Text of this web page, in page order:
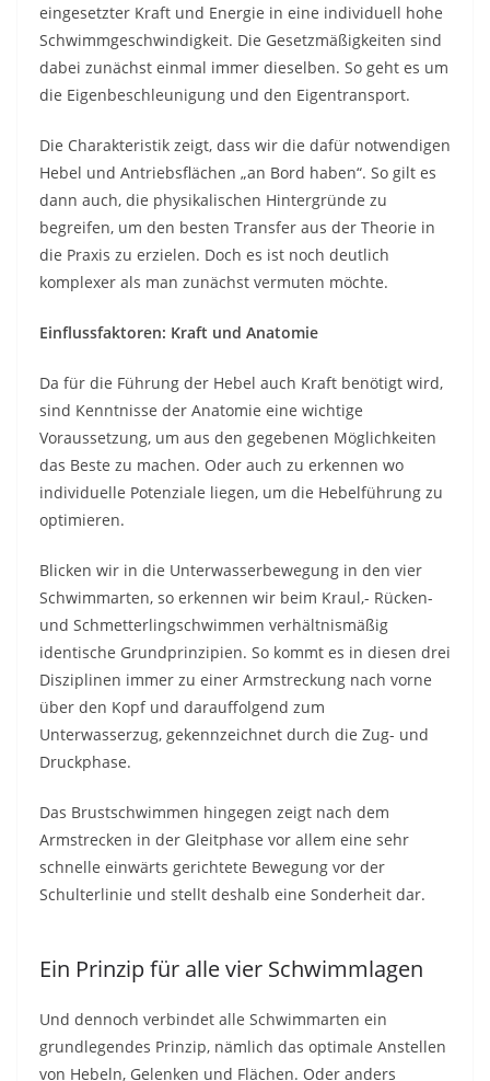
eingesetzter Kraft und Energie in eine individuell hohe
Schwimmgeschwindigkeit. Die Gesetzmäßigkeiten sind
dabei zunächst einmal immer dieselben. So geht es um
die Eigenbeschleunigung und den Eigentransport.
Die Charakteristik zeigt, dass wir die dafür notwendigen
Hebel und Antriebsflächen „an Bord haben“. So gilt es
dann auch, die physikalischen Hintergründe zu
begreifen, um den besten Transfer aus der Theorie in
die Praxis zu erzielen. Doch es ist noch deutlich
komplexer als man zunächst vermuten möchte.
Einflussfaktoren: Kraft und Anatomie
Da für die Führung der Hebel auch Kraft benötigt wird,
sind Kenntnisse der Anatomie eine wichtige
Voraussetzung, um aus den gegebenen Möglichkeiten
das Beste zu machen. Oder auch zu erkennen wo
individuelle Potenziale liegen, um die Hebelführung zu
optimieren.
Blicken wir in die Unterwasserbewegung in den vier
Schwimmarten, so erkennen wir beim Kraul,- Rücken-
und Schmetterlingschwimmen verhältnismäßig
identische Grundprinzipien. So kommt es in diesen drei
Disziplinen immer zu einer Armstreckung nach vorne
über den Kopf und darauffolgend zum
Unterwasserzug, gekennzeichnet durch die Zug- und
Druckphase.
Das Brustschwimmen hingegen zeigt nach dem
Armstrecken in der Gleitphase vor allem eine sehr
schnelle einwärts gerichtete Bewegung vor der
Schulterlinie und stellt deshalb eine Sonderheit dar.
Ein Prinzip für alle vier Schwimmlagen
Und dennoch verbindet alle Schwimmarten ein
grundlegendes Prinzip, nämlich das optimale Anstellen
von Hebeln, Gelenken und Flächen. Oder anders